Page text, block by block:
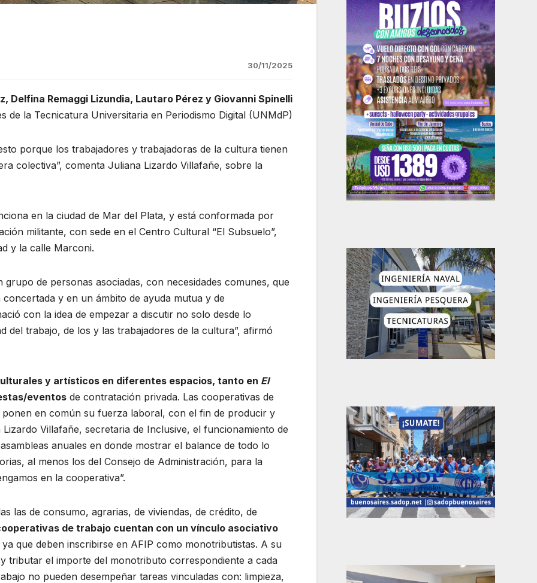
30/11/2025
Delfina Remaggi Lizundia, Lautaro Pérez y Giovanni Spinelli
de la Tecnicatura Universitaria en Periodismo Digital (UNMdP)
porque los trabajadores y trabajadoras de la cultura tienen
colectiva”, comenta Juliana Lizardo Villafañe, sobre la
en la ciudad de Mar del Plata, y está conformada por
militante, con sede en el Centro Cultural “El Subsuelo”,
y la calle Marconi.
de personas asociadas, con necesidades comunes, que
y en un ámbito de ayuda mutua y de
con la idea de empezar a discutir no solo desde lo
del trabajo, de los y las trabajadores de la cultura”, afirmó
y artísticos en diferentes espacios, tanto en El
eventos de contratación privada. Las cooperativas de
en común su fuerza laboral, con el fin de producir y
Villafañe, secretaria de Inclusive, el funcionamiento de
anuales en donde mostrar el balance de todo lo
al menos los del Consejo de Administración, para la
en la cooperativa”.
las de consumo, agrarias, de viviendas, de crédito, de
de trabajo cuentan con un vínculo asociativo
que deben inscribirse en AFIP como monotributistas. A su
tributar el importe del monotributo correspondiente a cada
no pueden desempeñar tareas vinculadas con: limpieza,